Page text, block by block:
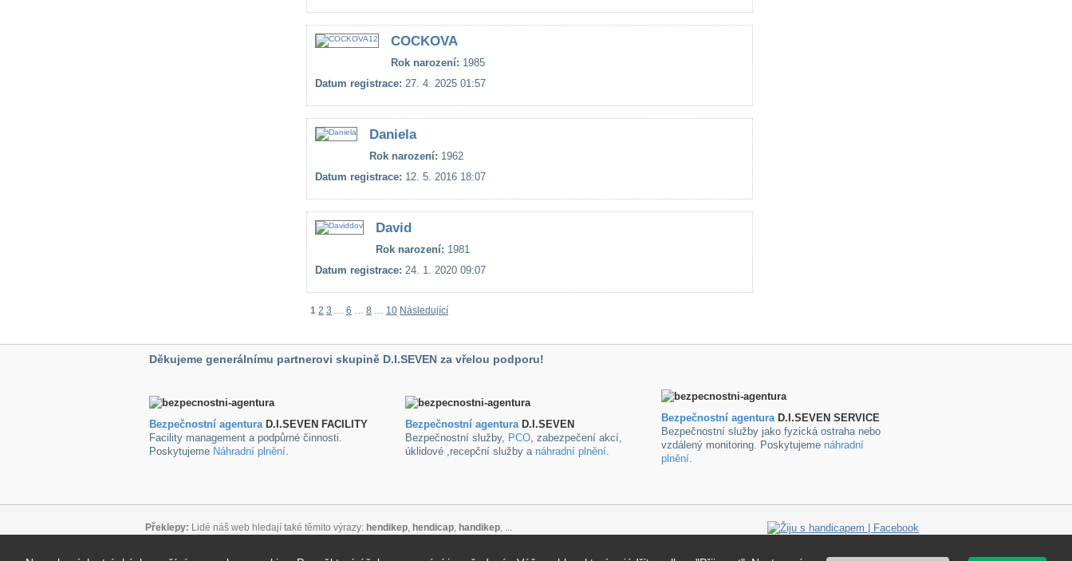
COCKOVA
Rok narození: 1985
Datum registrace: 27. 4. 2025 01:57
Daniela
Rok narození: 1962
Datum registrace: 12. 5. 2016 18:07
David
Rok narození: 1981
Datum registrace: 24. 1. 2020 09:07
1 2 3 … 6 … 8 … 10 Následující
Děkujeme generálnímu partnerovi skupině D.I.SEVEN za vřelou podporu!
Bezpečnostní agenturaD.I.SEVEN FACILITY
Facility management a podpůrné činnosti.
Poskytujeme Náhradní plnění.
Bezpečnostní agenturaD.I.SEVEN
Bezpečnostní služby, PCO, zabezpečení akcí,
úklidové ,recepční služby a náhradní plnění.
Bezpečnostní agenturaD.I.SEVEN SERVICE
Bezpečnostní služby jako fyzická ostraha nebo
vzdálený monitoring. Poskytujeme náhradní
plnění.
Překlepy: Lidé náš web hledají také těmito výrazy: hendikep, hendicap, handikep, ...